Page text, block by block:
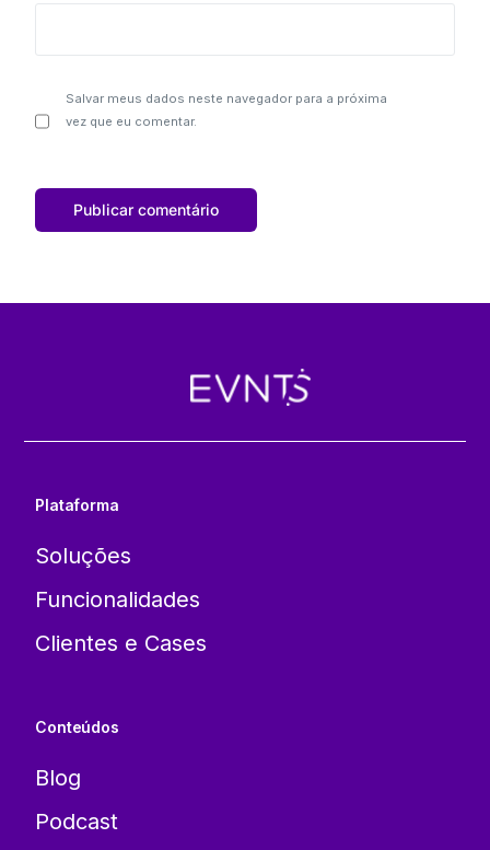
Salvar meus dados neste navegador para a próxima
vez que eu comentar.
Plataforma
Soluções
Funcionalidades
Clientes e Cases
Conteúdos
Blog
Podcast